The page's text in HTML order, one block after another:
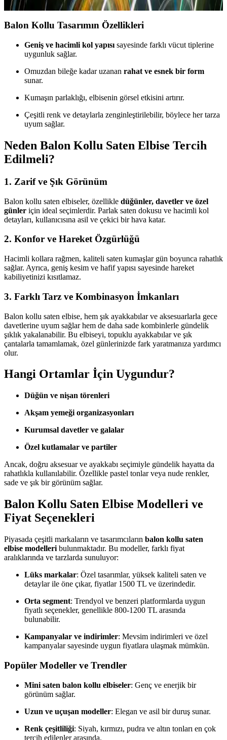
Balon Kollu Tasarımın Özellikleri
Geniş ve hacimli kol yapısı sayesinde farklı vücut tiplerine
uygunluk sağlar.
Omuzdan bileğe kadar uzanan rahat ve esnek bir form
sunar.
Kumaşın parlaklığı, elbisenin görsel etkisini artırır.
Çeşitli renk ve detaylarla zenginleştirilebilir, böylece her tarza
uyum sağlar.
Neden Balon Kollu Saten Elbise Tercih
Edilmeli?
1. Zarif ve Şık Görünüm
Balon kollu saten elbiseler, özellikle düğünler, davetler ve özel
günler için ideal seçimlerdir. Parlak saten dokusu ve hacimli kol
detayları, kullanıcısına asil ve çekici bir hava katar.
2. Konfor ve Hareket Özgürlüğü
Hacimli kollara rağmen, kaliteli saten kumaşlar gün boyunca rahatlık
sağlar. Ayrıca, geniş kesim ve hafif yapısı sayesinde hareket
kabiliyetinizi kısıtlamaz.
3. Farklı Tarz ve Kombinasyon İmkanları
Balon kollu saten elbise, hem şık ayakkabılar ve aksesuarlarla gece
davetlerine uyum sağlar hem de daha sade kombinlerle gündelik
şıklık yakalanabilir. Bu elbiseyi, topuklu ayakkabılar ve şık
çantalarla tamamlamak, özel günlerinizde fark yaratmanıza yardımcı
olur.
Hangi Ortamlar İçin Uygundur?
Düğün ve nişan törenleri
Akşam yemeği organizasyonları
Kurumsal davetler ve galalar
Özel kutlamalar ve partiler
Ancak, doğru aksesuar ve ayakkabı seçimiyle gündelik hayatta da
rahatlıkla kullanılabilir. Özellikle pastel tonlar veya nude renkler,
sade ve şık bir görünüm sağlar.
Balon Kollu Saten Elbise Modelleri ve
Fiyat Seçenekleri
Piyasada çeşitli markaların ve tasarımcıların balon kollu saten
elbise modelleri bulunmaktadır. Bu modeller, farklı fiyat
aralıklarında ve tarzlarda sunuluyor:
Lüks markalar: Özel tasarımlar, yüksek kaliteli saten ve
detaylar ile öne çıkar, fiyatlar 1500 TL ve üzerindedir.
Orta segment: Trendyol ve benzeri platformlarda uygun
fiyatlı seçenekler, genellikle 800-1200 TL arasında
bulunabilir.
Kampanyalar ve indirimler: Mevsim indirimleri ve özel
kampanyalar sayesinde uygun fiyatlara ulaşmak mümkün.
Popüler Modeller ve Trendler
Mini saten balon kollu elbiseler: Genç ve enerjik bir
görünüm sağlar.
Uzun ve uçuşan modeller: Elegan ve asil bir duruş sunar.
Renk çeşitliliği: Siyah, kırmızı, pudra ve altın tonları en çok
tercih edilenler arasında.